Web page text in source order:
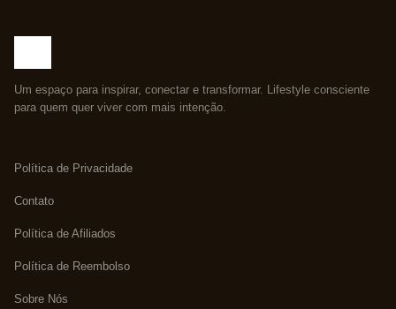
Um espaço para inspirar, conectar e transformar. Lifestyle consciente
para quem quer viver com mais intenção.
Política de Privacidade
Contato
Política de Afiliados
Política de Reembolso
Sobre Nós